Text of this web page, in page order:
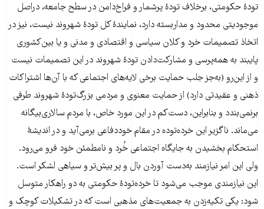
تودۀ حکومتی، برخلاف تودۀ پرشمار و فراخ‌دامن در سطح جامعه، دراصل
موجودیتی محدود و مداربسته دارد، نمایندۀ کل تودۀ شهروند نیست، نیز در
اتخاذ تصمیمات خرد و کلان سیاسی و اقتصادی و مدنی و یا بین‌کشوری
پایبند به همه‌پرسی و مشارکت‌دادن تودۀ شهروند در این تصمیمات نیست
و از این‌رو (به‌جز جلب حمایت برخی لایه‌های اجتماعی که با آن‌ها اشتراکات
ذهنی و عقیدتی دارد) از حمایت معنوی و مردمی بزرگ‌تودۀ شهروند طرفی
برنمی‌بندد و بنابراین، دست‌کم در این مورد خاص، با مردم سالاری‌بیگانه
می‌ماند. ناگزیر این خرده‌توده در مقام خوددفاعی برمی‌آید و در اندیشۀ
استحکام بخشیدن به جایگاه اجتماعی خُرد و نامطمئن خود فرو می‌رود.
ولی این امر نیازمند به‌دست آوردن بال و پر بیش‌تر و سیاهی لشکر است.
این نیازمندی موجب می‌شود تا خرده‌تودۀ حکومتی به دو راهکار متوسل
شود: یکی تکیه‌زدن به جمعیت‌های مذهبی است که در تشکیلات کوچک و